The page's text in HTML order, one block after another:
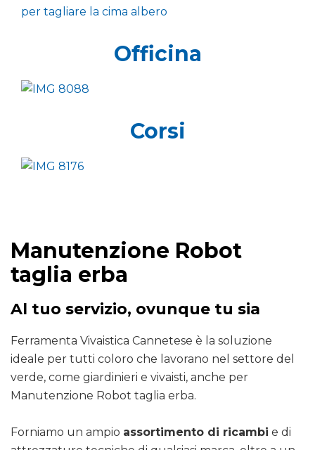
Officina
Corsi
Manutenzione Robot
taglia erba
Al tuo servizio, ovunque tu sia
Ferramenta Vivaistica Cannetese è la soluzione
ideale per tutti coloro che lavorano nel settore del
verde, come giardinieri e vivaisti, anche per
Manutenzione Robot taglia erba.
Forniamo un ampio assortimento di ricambi e di